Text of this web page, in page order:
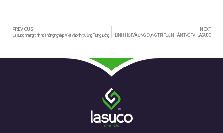
PREVIOUS
Lasuco mang tinh hoa nông nghiệp Việt vào thị trường Trung Đông
NEXT
LĨNH HỘI VÀ ỨNG DỤNG TRÍ TUỆ NHÂN TẠO TẠI LASUCO